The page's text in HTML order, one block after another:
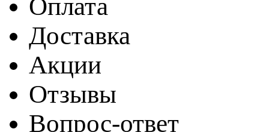
Оплата
Доставка
Акции
Отзывы
Вопрос-ответ